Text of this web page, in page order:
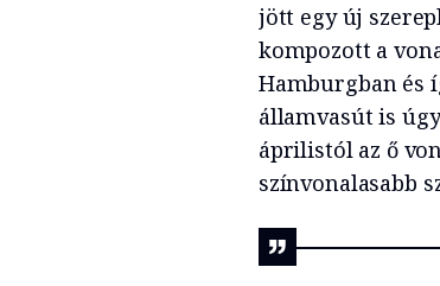
jött egy új
kompozott a
Hamburgban és
államvasút is
áprilistól az ő
színvonalasabb